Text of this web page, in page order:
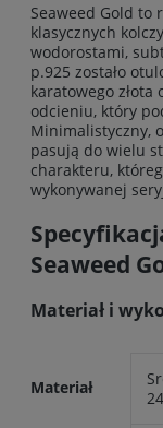
Seaweed Gold
klasycznych
wodorostami,
p.925 zostało
karatowego złota
odcieniu, który
Minimalistyczny,
pasują do wielu
charakteru,
wykonywanej
Seaweed
Materiał i
Materiał